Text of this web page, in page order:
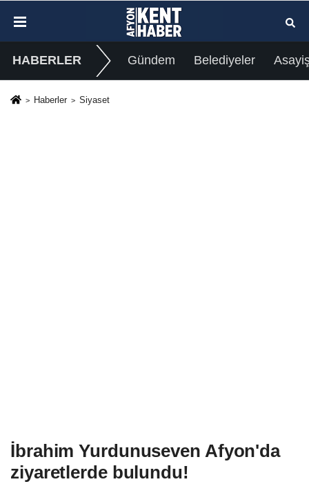
HABERLER Gündem Belediyeler
Haberler Siyaset
İbrahim Yurdunuseven Afyon'da
ziyaretlerde bulundu!